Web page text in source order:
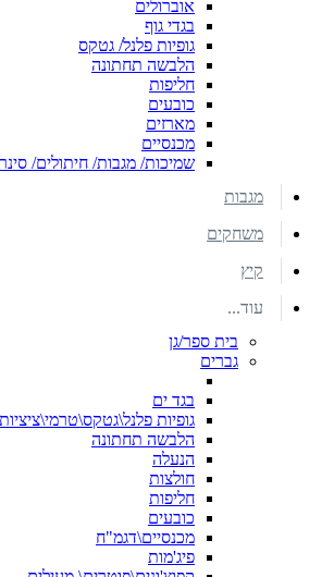
אוברולים
בגדי גוף
גופיות פלנל/ גטקס
הלבשה תחתונה
חליפות
כובעים
מארזים
מכנסיים
שמיכות/ מגבות/ חיתולים/
מגבות
משחקים
קיץ
עוד...
בית ספר/גן
גברים
בגד ים
גופיות פלנל\גטקס\טרמי\ציציות
הלבשה תחתונה
הנעלה
חולצות
חליפות
כובעים
מכנסיים\דגמ"ח
פיג'מות